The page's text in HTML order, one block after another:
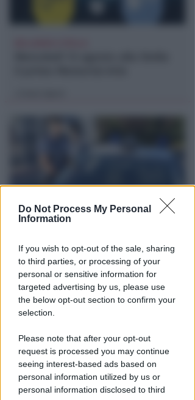
Do Not Process My Personal
Information
If you wish to opt-out of the sale, sharing
to third parties, or processing of your
personal or sensitive information for
targeted advertising by us, please use
the below opt-out section to confirm your
selection.
Please note that after your opt-out
request is processed you may continue
seeing interest-based ads based on
personal information utilized by us or
personal information disclosed to third
Va in caserma per denunciare la
scomparsa del marito, ma
scopre che è morto
diLamberto Abbati